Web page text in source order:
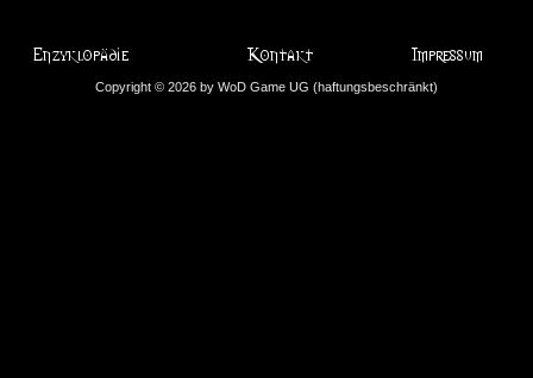
Copyright © 2026 by WoD Game UG (haftungsbeschränkt)